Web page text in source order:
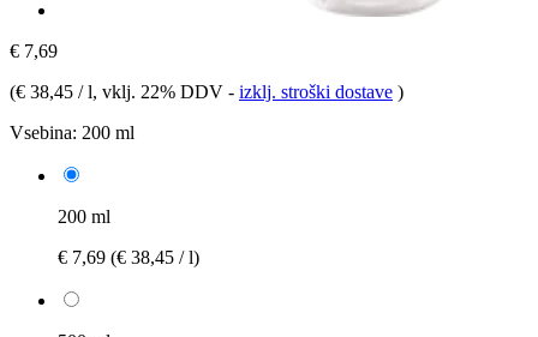
€ 7,69
(€ 38,45 / l, vklj. 22% DDV - izklj. stroški dostave )
Vsebina: 200 ml
200 ml
€ 7,69 (€ 38,45 / l)